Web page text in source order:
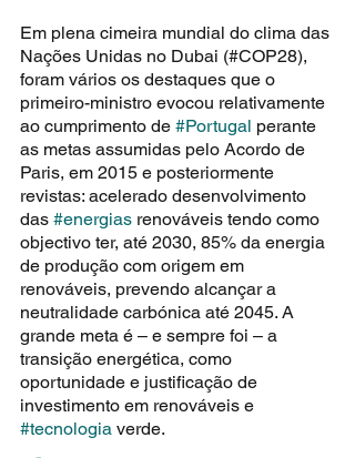
Em plena cimeira mundial do clima das
Nações Unidas no Dubai (#COP28),
foram vários os destaques que o
primeiro-ministro evocou relativamente
ao cumprimento de #Portugal perante
as metas assumidas pelo Acordo de
Paris, em 2015 e posteriormente
revistas: acelerado desenvolvimento
das #energias renováveis tendo como
objectivo ter, até 2030, 85% da energia
de produção com origem em
renováveis, prevendo alcançar a
neutralidade carbónica até 2045. A
grande meta é – e sempre foi – a
transição energética, como
oportunidade e justificação de
investimento em renováveis e
#tecnologia verde.